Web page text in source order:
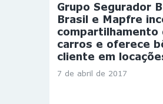
Grupo Segurador
Brasil e Mapfre
compartilhamento
carros e oferece
cliente em
7 de abril de 2017